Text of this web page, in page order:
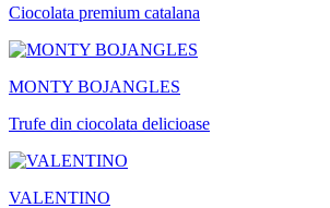
Ciocolata premium catalana
MONTY BOJANGLES
Trufe din ciocolata delicioase
VALENTINO